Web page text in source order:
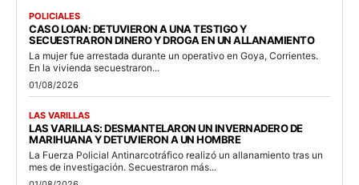
POLICIALES
CASO LOAN: DETUVIERON A UNA TESTIGO Y
SECUESTRARON DINERO Y DROGA EN UN ALLANAMIENTO
La mujer fue arrestada durante un operativo en Goya, Corrientes.
En la vivienda secuestraron...
01/08/2026
LAS VARILLAS
LAS VARILLAS: DESMANTELARON UN INVERNADERO DE
MARIHUANA Y DETUVIERON A UN HOMBRE
La Fuerza Policial Antinarcotráfico realizó un allanamiento tras un
mes de investigación. Secuestraron más...